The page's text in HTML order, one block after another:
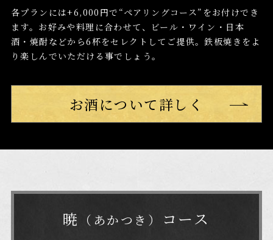
各プランには+6,000円で“ペアリングコース”をお付けでき
ます。 お好みや料理に合わせて、ビール・ワイン・日本
酒・焼酎などから6杯をセレクトしてご提供。鉄板焼きをよ
り楽しんでいただける事でしょう。
お酒について詳しく
暁 （あかつき） コース